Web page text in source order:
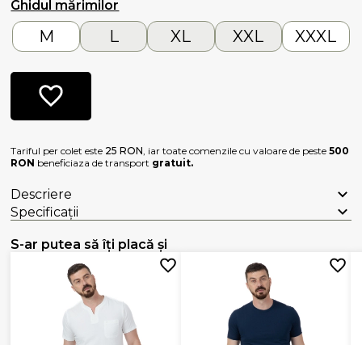
Ghidul mărimilor
M L XL XXL XXXL
Tariful per colet este 25 RON, iar toate comenzile cu valoare de peste500
RON beneficiaza de transport gratuit.
Descriere
Specificații
S-ar putea să îți placă și